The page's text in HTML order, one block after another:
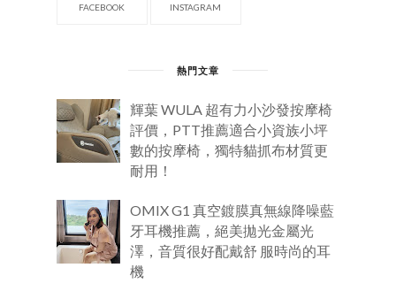
FACEBOOK INSTAGRAM
熱門文章
輝葉 WULA 超有力小沙發按摩椅
評價，PTT推薦適合小資族小坪
數的按摩椅，獨特貓抓布材質更
耐用！
OMIX G1 真空鍍膜真無線降噪藍
牙耳機推薦，絕美拋光金屬光
澤，音質很好配戴舒 服時尚的耳
機